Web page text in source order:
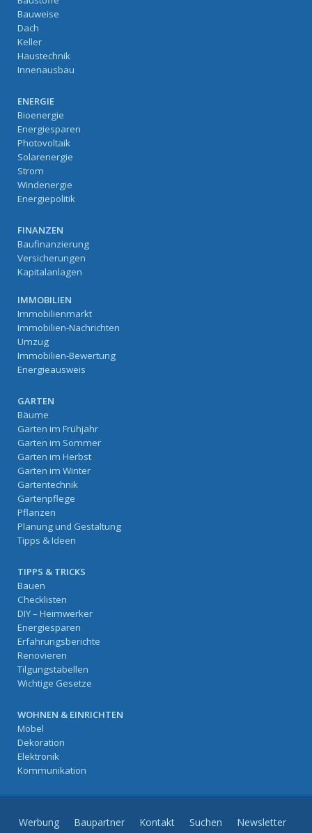
Bauweise
Dach
Keller
Haustechnik
Innenausbau
ENERGIE
Bioenergie
Energiesparen
Photovoltaik
Solarenergie
Strom
Windenergie
Energiepolitik
FINANZEN
Baufinanzierung
Versicherungen
Kapitalanlagen
IMMOBILIEN
Immobilienmarkt
Immobilien-Nachrichten
Umzug
Immobilien-Bewertung
Energieausweis
GARTEN
Bäume
Garten im Frühjahr
Garten im Sommer
Garten im Herbst
Garten im Winter
Gartentechnik
Gartenpflege
Pflanzen
Planung und Gestaltung
Tipps & Ideen
TIPPS & TRICKS
Bauen
Checklisten
DIY – Heimwerker
Energiesparen
Erfahrungsberichte
Renovieren
Tilgungstabellen
Wichtige Gesetze
WOHNEN & EINRICHTEN
Möbel
Dekoration
Elektronik
Kommunikation
Werbung Baupartner Kontakt Suchen Newsletter